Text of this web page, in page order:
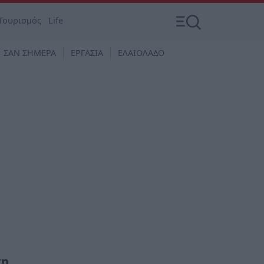
Life
ΣΑΝ ΣΗΜΕΡΑ ΕΡΓΑΣΙΑ ΕΛΑΙΟΛΑΔΟ